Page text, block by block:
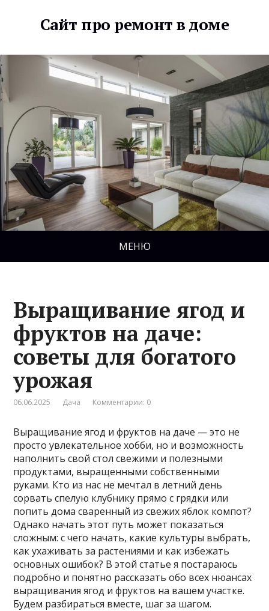
Сайт про ремонт в доме
МЕНЮ
Выращивание ягод и
фруктов на даче:
советы для богатого
урожая
06.06.2025 Дача Комментарии: 0
Выращивание ягод и фруктов на даче — это не
просто увлекательное хобби, но и возможность
наполнить свой стол свежими и полезными
продуктами, выращенными собственными
руками. Кто из нас не мечтал в летний день
сорвать спелую клубнику прямо с грядки или
попить дома сваренный из свежих яблок компот?
Однако начать этот путь может показаться
сложным: с чего начать, какие культуры выбрать,
как ухаживать за растениями и как избежать
основных ошибок? В этой статье я постараюсь
подробно и понятно рассказать обо всех нюансах
выращивания ягод и фруктов на вашем участке.
Будем разбираться вместе, шаг за шагом.